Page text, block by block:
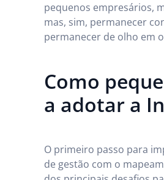
pequenos empresários,
mas, sim, permanecer
permanecer de olho em
Como
a adotar a
O primeiro passo para
de gestão com o